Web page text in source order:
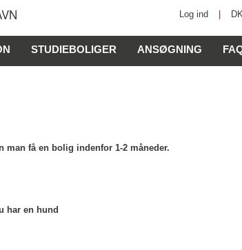
Log ind
STUDIEBOLIGER ANSØGNING
man få en bolig indenfor 1-2 måneder.
har en hund